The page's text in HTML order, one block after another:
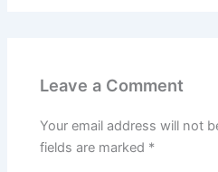
Leave a Comment
Your email address will not
fields are marked *